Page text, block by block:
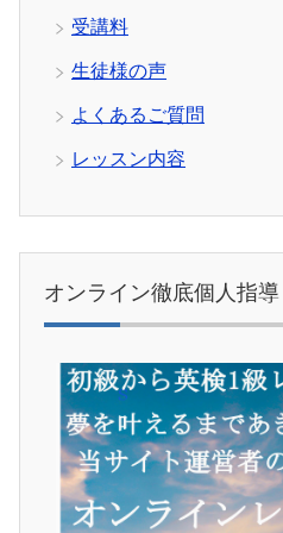
受講料
生徒様の声
よくあるご質問
レッスン内容
オンライン徹底個人指導